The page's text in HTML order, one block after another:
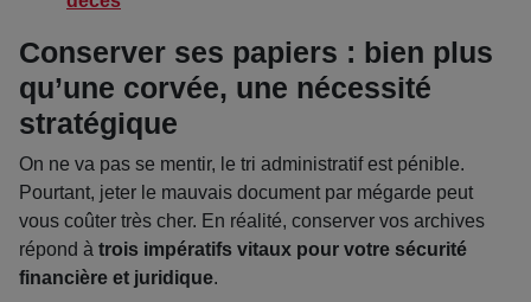
Conserver ses papiers : bien plus
qu’une corvée, une nécessité
stratégique
On ne va pas se mentir, le tri administratif est pénible.
Pourtant, jeter le mauvais document par mégarde peut
vous coûter très cher. En réalité, conserver vos archives
répond à trois impératifs vitaux pour votre sécurité
financière et juridique.